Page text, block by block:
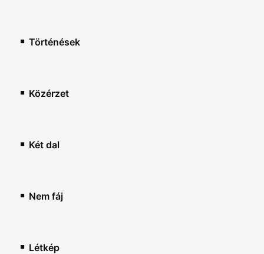
Történések
Közérzet
Két dal
Nem fáj
Létkép